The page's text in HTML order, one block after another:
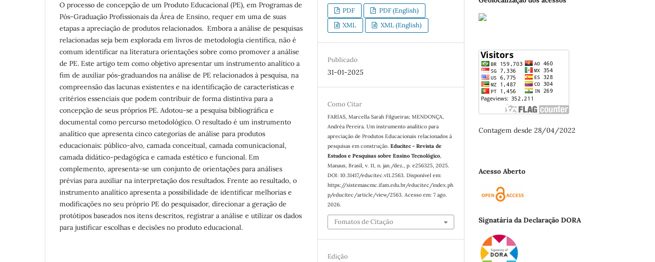
O processo de concepção de um Produto Educacional (PE), em Programas de
Pós-Graduação Profissionais da Área de Ensino, requer em uma de suas
etapas a apreciação de produtos relacionados. Embora a análise de pesquisas
relacionadas seja bem explorada em livros de metodologia científica, não é
comum identificar na literatura orientações sobre como promover a análise
de PE. Este artigo tem como objetivo apresentar um instrumento analítico a
fim de auxiliar pós-graduandos na análise de PE relacionados à pesquisa, na
compreensão das lacunas existentes e na identificação de características e
critérios essenciais que podem contribuir de forma distintiva para a
concepção de seus próprios PE. Adotou-se a pesquisa bibliográfica e
documental como percurso metodológico. O resultado é um instrumento
analítico que apresenta cinco categorias de análise para produtos
educacionais: público-alvo, camada conceitual, camada comunicacional,
camada didático-pedagógica e camada estético e funcional. Em
complemento, apresenta-se um conjunto de orientações para análises
prévias para auxiliar na interpretação dos resultados. Frente ao resultado, o
instrumento analítico apresenta a possibilidade de identificar melhorias e
modificações no seu próprio PE do pesquisador, direcionar a geração de
protótipos baseados nos itens descritos, registrar a análise e utilizar os dados
para justificar escolhas e decisões no produto educacional.
PDF
PDF (English)
XML
XML (English)
Publicado
31-01-2025
Como Citar
FARIAS, Marcella Sarah Filgueiras; MENDONÇA,
Andréa Pereira. Um instrumento analítico para
apreciação de Produtos Educacionais relacionados à
pesquisas em construção.Educitec - Revista de
Estudos e Pesquisas sobre Ensino Tecnológico,
Manaus, Brasil, v. 11, n. jan./dez., p. e256325, 2025.
DOI: 10.31417/educitec.v11.2563. Disponível em:
https://sistemascmc.ifam.edu.br/educitec/index.ph
p/educitec/article/view/2563. Acesso em: 7 ago.
2026.
Fomatos de Citação
Edição
Contagem desde 28/04/2022
Acesso Aberto
Signatária da Declaração DORA